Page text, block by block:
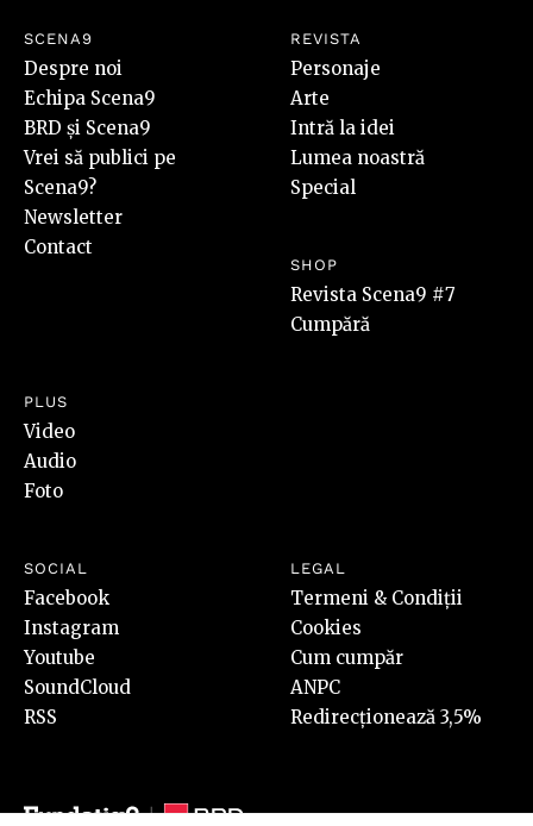
SCENA9
Despre noi
Echipa Scena9
BRD și Scena9
Vrei să publici pe
Scena9?
Newsletter
Contact
REVISTA
Personaje
Arte
Intră la idei
Lumea noastră
Special
SHOP
Revista Scena9 #7
Cumpără
PLUS
Video
Audio
Foto
SOCIAL
Facebook
Instagram
Youtube
SoundCloud
RSS
LEGAL
Termeni & Condiții
Cookies
Cum cumpăr
ANPC
Redirecționează 3,5%